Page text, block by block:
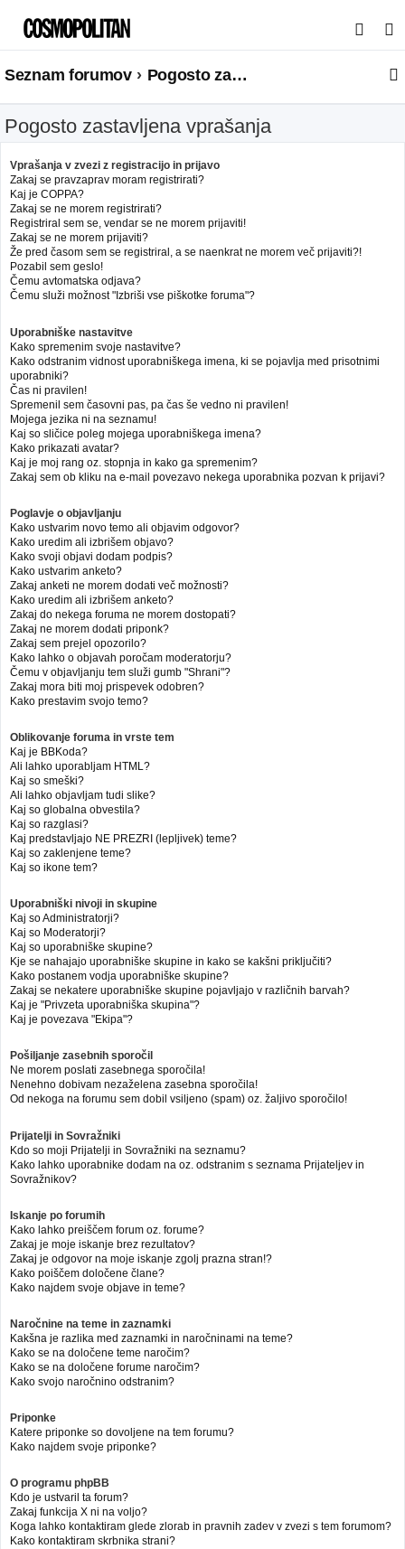
s
a
Seznam forumov Pogosto zastavljena vprašanja
Pogosto zastavljena vprašanja
Vprašanja v zvezi z registracijo in prijavo
Zakaj se pravzaprav moram registrirati?
Kaj je COPPA?
Zakaj se ne morem registrirati?
Registriral sem se, vendar se ne morem prijaviti!
Zakaj se ne morem prijaviti?
Že pred časom sem se registriral, a se naenkrat ne morem več prijaviti?!
Pozabil sem geslo!
Čemu avtomatska odjava?
Čemu služi možnost "Izbriši vse piškotke foruma"?
Uporabniške nastavitve
Kako spremenim svoje nastavitve?
Kako odstranim vidnost uporabniškega imena, ki se pojavlja med prisotnimi
uporabniki?
Čas ni pravilen!
Spremenil sem časovni pas, pa čas še vedno ni pravilen!
Mojega jezika ni na seznamu!
Kaj so sličice poleg mojega uporabniškega imena?
Kako prikazati avatar?
Kaj je moj rang oz. stopnja in kako ga spremenim?
Zakaj sem ob kliku na e-mail povezavo nekega uporabnika pozvan k prijavi?
Poglavje o objavljanju
Kako ustvarim novo temo ali objavim odgovor?
Kako uredim ali izbrišem objavo?
Kako svoji objavi dodam podpis?
Kako ustvarim anketo?
Zakaj anketi ne morem dodati več možnosti?
Kako uredim ali izbrišem anketo?
Zakaj do nekega foruma ne morem dostopati?
Zakaj ne morem dodati priponk?
Zakaj sem prejel opozorilo?
Kako lahko o objavah poročam moderatorju?
Čemu v objavljanju tem služi gumb "Shrani"?
Zakaj mora biti moj prispevek odobren?
Kako prestavim svojo temo?
Oblikovanje foruma in vrste tem
Kaj je BBKoda?
Ali lahko uporabljam HTML?
Kaj so smeški?
Ali lahko objavljam tudi slike?
Kaj so globalna obvestila?
Kaj so razglasi?
Kaj predstavljajo NE PREZRI (lepljivek) teme?
Kaj so zaklenjene teme?
Kaj so ikone tem?
Uporabniški nivoji in skupine
Kaj so Administratorji?
Kaj so Moderatorji?
Kaj so uporabniške skupine?
Kje se nahajajo uporabniške skupine in kako se kakšni priključiti?
Kako postanem vodja uporabniške skupine?
Zakaj se nekatere uporabniške skupine pojavljajo v različnih barvah?
Kaj je "Privzeta uporabniška skupina"?
Kaj je povezava "Ekipa"?
Pošiljanje zasebnih sporočil
Ne morem poslati zasebnega sporočila!
Nenehno dobivam nezaželena zasebna sporočila!
Od nekoga na forumu sem dobil vsiljeno (spam) oz. žaljivo sporočilo!
Prijatelji in Sovražniki
Kdo so moji Prijatelji in Sovražniki na seznamu?
Kako lahko uporabnike dodam na oz. odstranim s seznama Prijateljev in
Sovražnikov?
Iskanje po forumih
Kako lahko preiščem forum oz. forume?
Zakaj je moje iskanje brez rezultatov?
Zakaj je odgovor na moje iskanje zgolj prazna stran!?
Kako poiščem določene člane?
Kako najdem svoje objave in teme?
Naročnine na teme in zaznamki
Kakšna je razlika med zaznamki in naročninami na teme?
Kako se na določene teme naročim?
Kako se na določene forume naročim?
Kako svojo naročnino odstranim?
Priponke
Katere priponke so dovoljene na tem forumu?
Kako najdem svoje priponke?
O programu phpBB
Kdo je ustvaril ta forum?
Zakaj funkcija X ni na voljo?
Koga lahko kontaktiram glede zlorab in pravnih zadev v zvezi s tem forumom?
Kako kontaktiram skrbnika strani?